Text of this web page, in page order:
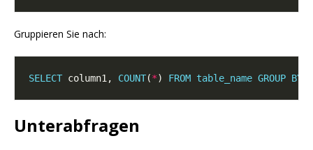
Gruppieren Sie nach:
SELECT column1, COUNT(*) FROM table_name GROUP BY
Unterabfragen